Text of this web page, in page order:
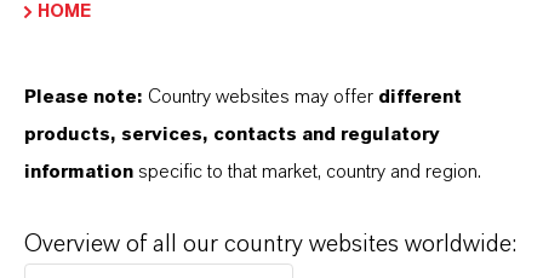
HOME
Please note: Country websites may offer different
products, services, contacts and regulatory
information specific to that market, country and region.
Overview of all our country websites worldwide: